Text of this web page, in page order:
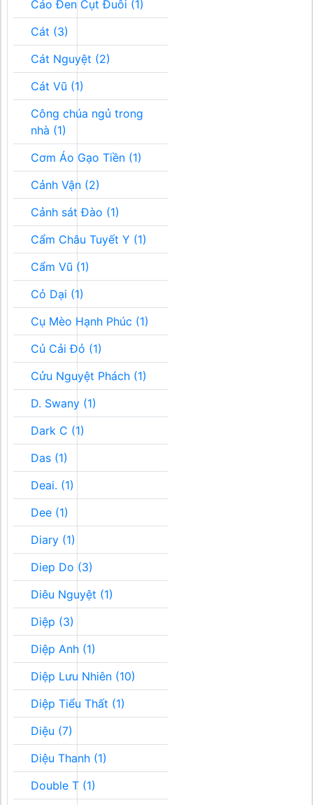
Cáo Đen Cụt Đuôi (1)
Cát (3)
Cát Nguyệt (2)
Cát Vũ (1)
Công chúa ngủ trong
nhà (1)
Cơm Áo Gạo Tiền (1)
Cảnh Vận (2)
Cảnh sát Đào (1)
Cẩm Châu Tuyết Y (1)
Cẩm Vũ (1)
Cỏ Dại (1)
Cụ Mèo Hạnh Phúc (1)
Củ Cải Đỏ (1)
Cửu Nguyệt Phách (1)
D. Swany (1)
Dark C (1)
Das (1)
Deai. (1)
Dee (1)
Diary (1)
Diep Do (3)
Diêu Nguyệt (1)
Diệp (3)
Diệp Anh (1)
Diệp Lưu Nhiên (10)
Diệp Tiểu Thất (1)
Diệu (7)
Diệu Thanh (1)
Double T (1)